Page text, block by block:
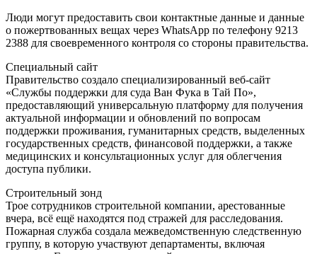
Люди могут предоставить свои контактные данные и данные
о пожертвованных вещах через WhatsApp по телефону 9213
2388 для своевременного контроля со стороны правительства.
Специальный сайт
Правительство создало специализированный веб-сайт
«Службы поддержки для суда Ван Фука в Тай По»,
предоставляющий универсальную платформу для получения
актуальной информации и обновлений по вопросам
поддержки проживания, гуманитарных средств, выделенных
государственных средств, финансовой поддержки, а также
медицинских и консультационных услуг для облегчения
доступа публики.
Строительный зонд
Трое сотрудников строительной компании, арестованные
вчера, всё ещё находятся под стражей для расследования.
Пожарная служба создала межведомственную следственную
группу, в которую участвуют департаменты, включая